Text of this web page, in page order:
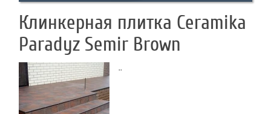
(831)
291-
01-
Клинкерная плитка Ceramika
Paradyz Semir Brown
..